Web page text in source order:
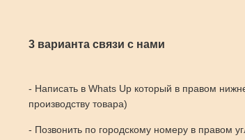
3 варианта связи с нами
- Написать в Whats Up который в правом
производству товара)
- Позвонить по городскому номеру в правом